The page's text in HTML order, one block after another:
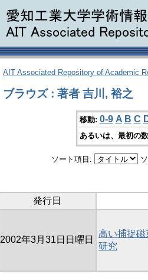
AIT Associated Repository of Academic
ブラウズ : 著者 吉川, 裕之
移動: 0-9 A B C
あるいは、最初の
ソート項目:
発行日
2002年3月31日日曜日
高い捕捉
研究